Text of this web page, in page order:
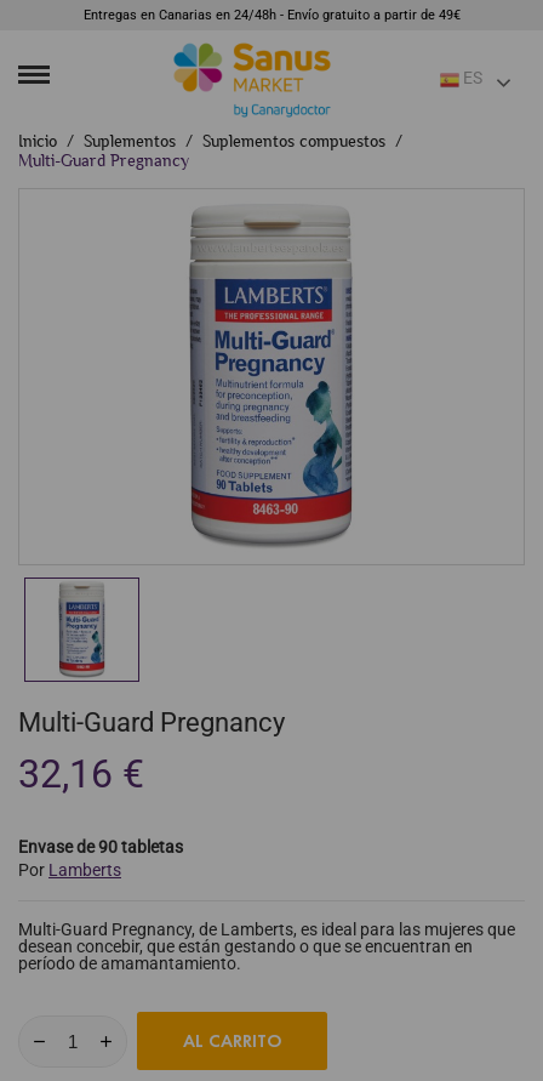
Entregas en Canarias en 24/48h - Envío gratuito a partir de 49€
ES
Inicio Suplementos
Suplementos compuestos
Multi-Guard Pregnancy
Multi-Guard Pregnancy
32,16 €
Envase de 90 tabletas
Por Lamberts
Multi-Guard Pregnancy, de Lamberts, es ideal para las mujeres que
desean concebir, que están gestando o que se encuentran en
período de amamantamiento.
AL CARRITO